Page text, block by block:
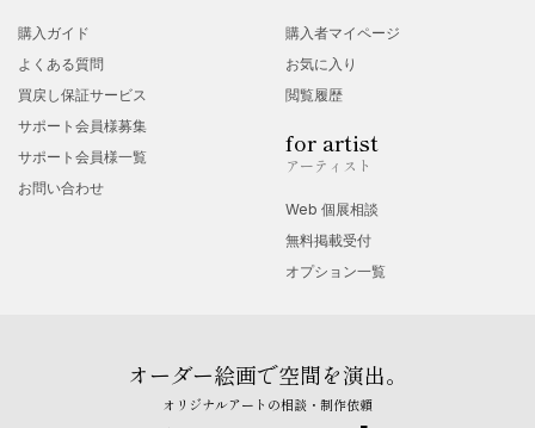
購入ガイド
よくある質問
買戻し保証サービス
サポート会員様募集
サポート会員様一覧
お問い合わせ
購入者マイページ
お気に入り
閲覧履歴
for artist
アーティスト
Web 個展相談
無料掲載受付
オプション一覧
オーダー絵画で空間を演出。
オリジナルアートの相談・制作依頼